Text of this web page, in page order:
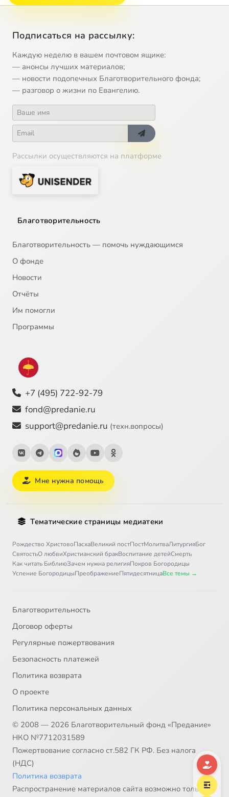
Подписаться на рассылку:
Каждую неделю в вашем почтовом ящике:
— анонсы лучших материалов;
— новости подопечных Благотворительного фонда;
— разговор о жизни по Евангелию.
Рассылки осуществляются на платформе
Благотворительность
Благотворительность — помочь нуждающимся
О фонде
Новости
Отчёты
Им помогли
Программы
+7 (495) 722-92-79
fond@predanie.ru
support@predanie.ru (техн.вопросы)
Мне нужна помощь
Тематические страницы медиатеки
Рождество ХристовоПасхаВеликий постПостМолитваЛитургияБог
СвятостьО любвиХристианский бракВоспитание детейСмерть
Как читать БиблиюЗачем нужна религияПокров Богородицы
Успение БогородицыПреображениеПятидесятницаВсе темы →
Благотворительность
Договор оферты
Регулярные пожертвования
Безопасность платежей
Политика возврата
О проекте
Политика персональных данных
© 2008 — 2026 Благотворительный фонд «Предание»
НКО №7712031589
Пожертвование согласно ст.582 ГК РФ. Без налога
(НДС)
Политика возврата
Распространение материалов сайта возможно только в